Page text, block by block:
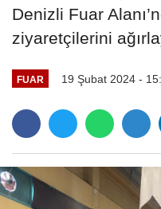
Denizli Fuar
ziyaretçilerini
FUAR 19 Şubat 2024 -